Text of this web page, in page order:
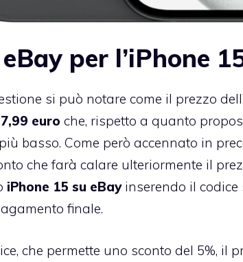
per l’iPhone
si può notare come il prezzo
euro che, rispetto a quanto
basso. Come però accennato in
che farà calare ulteriormente il
iPhone 15 su eBayinserendo il codice
finale.
che permette uno sconto del 5%, il